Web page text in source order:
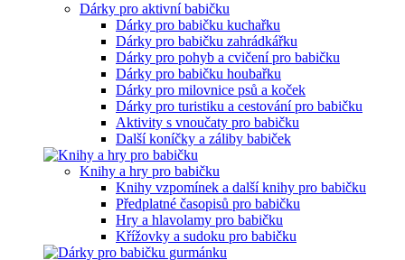
Dárky pro aktivní babičku
Dárky pro babičku kuchařku
Dárky pro babičku zahrádkářku
Dárky pro pohyb a cvičení pro babičku
Dárky pro babičku houbařku
Dárky pro milovnice psů a koček
Dárky pro turistiku a cestování pro babičku
Aktivity s vnoučaty pro babičku
Další koníčky a záliby babiček
Knihy a hry pro babičku
Knihy vzpomínek a další knihy pro babičku
Předplatné časopisů pro babičku
Hry a hlavolamy pro babičku
Křížovky a sudoku pro babičku